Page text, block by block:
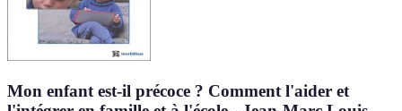
Mon enfant est-il précoce ? Comment l'aider et